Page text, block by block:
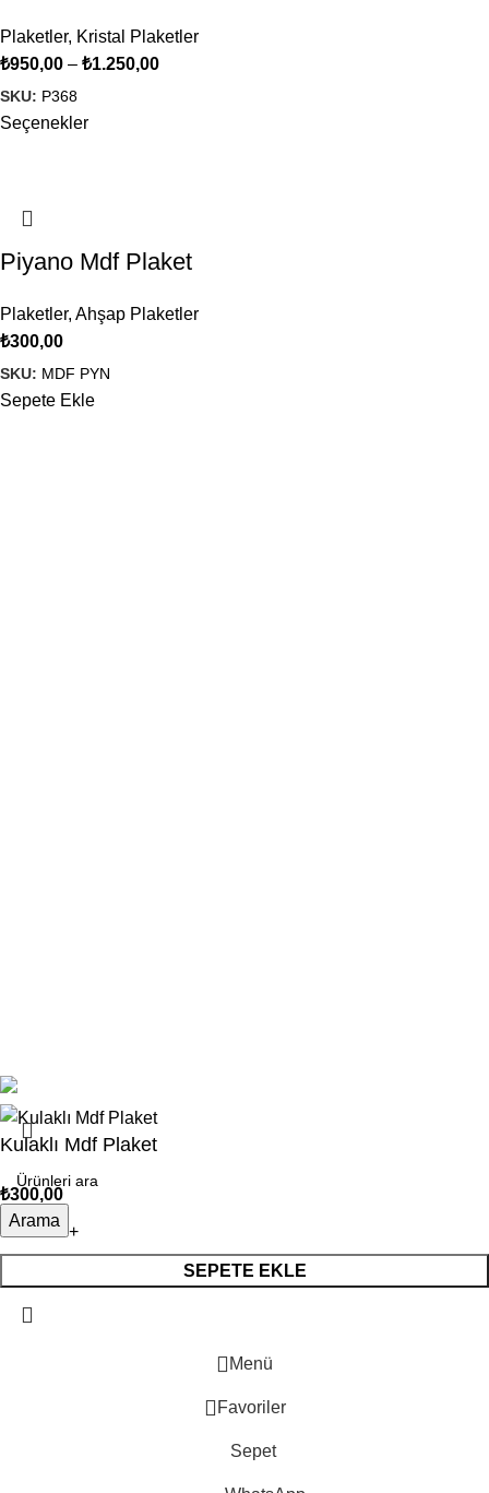
Plaketler, Kristal Plaketler
₺950,00 – ₺1.250,00
SKU: P368
Seçenekler
Piyano Mdf Plaket
Plaketler, Ahşap Plaketler
₺300,00
SKU: MDF PYN
Sepete Ekle
Arama
Kulaklı Mdf Plaket
₺300,00
SEPETE EKLE
Menü
Favoriler
Sepet